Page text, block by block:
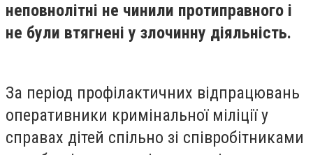
неповнолітні не чинили протиправного і
не були втягнені у злочинну діяльність.
За період профілактичних відпрацювань
оперативники кримінальної міліції у
справах дітей спільно зі співробітниками